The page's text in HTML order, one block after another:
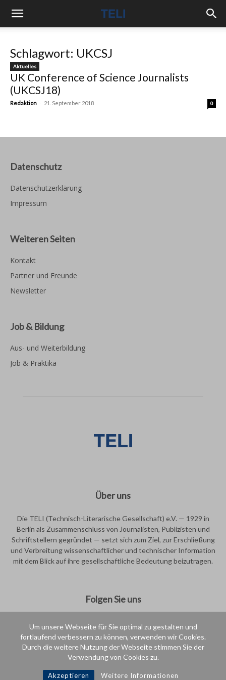
Um unsere Webseite für Sie optimal zu gestalten und
fortlaufend verbessern zu können, verwenden wir Cookies.
Durch die weitere Nutzung der Webseite stimmen Sie der
Verwendung von Cookies zu.
Akzeptieren Weitere Informationen
Schlagwort: UKCSJ
Aktuelles
UK Conference of Science Journalists
(UKCSJ18)
Redaktion - 21. September 2018 0
Datenschutz
Datenschutzerklärung
Impressum
Weiteren Seiten
Kontakt
Partner und Freunde
Newsletter
Job & Bildung
Aus- und Weiterbildung
Job & Praktika
Über uns
Die TELI (Technisch-Literarische Gesellschaft) e.V. — 1929 in
Berlin als Zusammenschluss von Journalisten, Publizisten und
Schriftstellern gegründet — setzt sich zum Ziel, zur Erschließung
und Verbreitung wissenschaftlicher und technischer Information
mit dem Blick auf ihre gesellschaftliche Bedeutung beizutragen.
Folgen Sie uns